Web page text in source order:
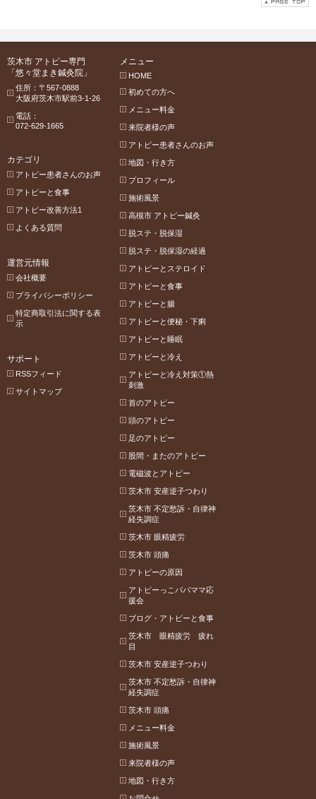
茨木市 アトピー専門
「悠々堂まき鍼灸院」
住所：〒567-0888
大阪府茨木市駅前3-1-26
電話：
072-629-1665
メニュー
HOME
初めての方へ
メニュー料金
来院者様の声
アトピー患者さんのお声
地図・行き方
プロフィール
施術風景
高槻市 アトピー鍼灸
脱ステ・脱保湿
脱ステ・脱保湿の経過
アトピーとステロイド
アトピーと食事
アトピーと腸
アトピーと便秘・下痢
アトピーと睡眠
アトピーと冷え
アトピーと冷え対策①熱
刺激
首のアトピー
頭のアトピー
足のアトピー
股間・またのアトピー
電磁波とアトピー
茨木市 安産逆子つわり
茨木市 不定愁訴・自律神
経失調症
茨木市 眼精疲労
茨木市 頭痛
アトピーの原因
アトピーっこパパママ応
援会
ブログ・アトピーと食事
茨木市 眼精疲労 疲れ
目
茨木市 安産逆子つわり
茨木市 不定愁訴・自律神
経失調症
茨木市 頭痛
メニュー料金
施術風景
来院者様の声
地図・行き方
カテゴリ
アトピー患者さんのお声
アトピーと食事
アトピー改善方法1
よくある質問
運営元情報
会社概要
プライバシーポリシー
特定商取引法に関する表
示
サポート
RSSフィード
サイトマップ